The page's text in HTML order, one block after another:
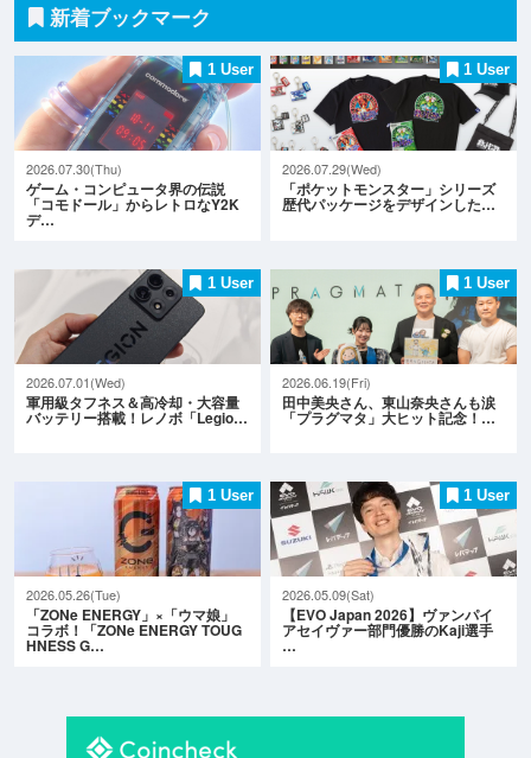
新着ブックマーク
1 User
2026.07.30(Thu)
ゲーム・コンピュータ界の伝説
「コモドール」からレトロなY2K
デ…
1 User
2026.07.29(Wed)
「ポケットモンスター」シリーズ
歴代パッケージをデザインした…
1 User
2026.07.01(Wed)
軍用級タフネス＆高冷却・大容量
バッテリー搭載！レノボ「Legio…
1 User
2026.06.19(Fri)
田中美央さん、東山奈央さんも涙
「プラグマタ」大ヒット記念！…
1 User
2026.05.26(Tue)
「ZONe ENERGY」×「ウマ娘」
コラボ！「ZONe ENERGY TOUG
HNESS G…
1 User
2026.05.09(Sat)
【EVO Japan 2026】ヴァンパイ
アセイヴァー部門優勝のKaji選手
…